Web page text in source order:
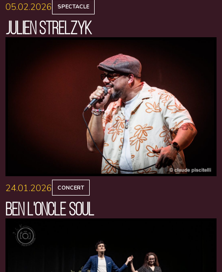
05.02.2026 SPECTACLE
JULIEN STRELZYK
24.01.2026 CONCERT
BEN L'ONCLE SOUL